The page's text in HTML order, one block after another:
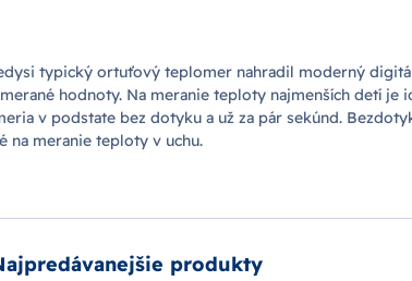
typický ortuťový teplomer nahradil moderný
hodnoty. Na meranie teploty najmenších detí je
v podstate bez dotyku a už za pár sekúnd.
na meranie teploty v uchu.
produkty